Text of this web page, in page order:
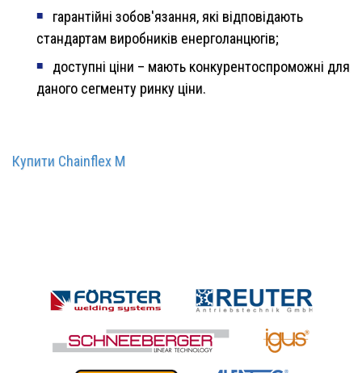
гарантійні зобов'язання, які відповідають
стандартам виробників енерголанцюгів;
доступні ціни – мають конкурентоспроможні для
даного сегменту ринку ціни.
Купити Chainflex M